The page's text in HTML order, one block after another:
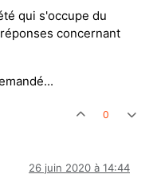
qui s'occupe du
concernant
0
26 juin 2020 à 14:44